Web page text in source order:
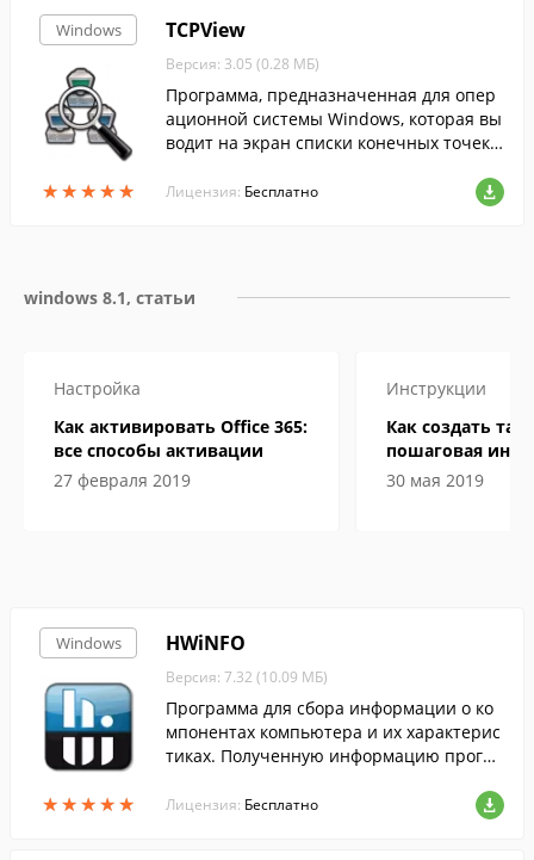
Windows
★★★★★
★★★★★
TCPView
Версия: 3.05 (0.28 МБ)
Программа, предназначенная для опер
ационной системы Windows, которая вы
водит на экран списки конечных точек в
й по протоколам TCP и UDP с подробны
Лицензия: Бесплатно
windows 8.1, статьи
Настройка
Как активировать Office 365:
все способы активации
27 февраля 2019
Инструкции
Как создать
пошаговая
30 мая 2019
Windows
★★★★★
★★★★★
HWiNFO
Версия: 7.32 (10.09 МБ)
Программа для сбора информации о ко
мпонентах компьютера и их характерис
тиках. Полученную информацию програ
ML и HTML.
Лицензия: Бесплатно